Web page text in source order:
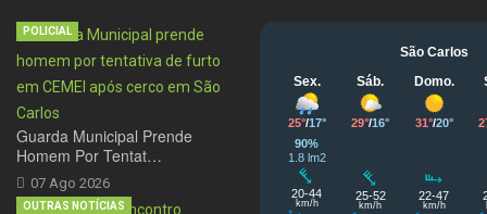
Guarda Municipal Prende
Homem Por Tentat…
07 Ago 2026
POLICIAL
OUTRAS NOTÍCIAS